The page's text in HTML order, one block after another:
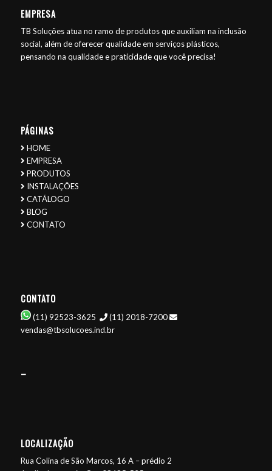
EMPRESA
TB Soluções atua no ramo de produtos que auxiliam na inclusão
social, além de oferecer qualidade em serviços plásticos,
pensando na qualidade e praticidade que você precisa!
PÁGINAS
HOME
EMPRESA
PRODUTOS
INSTALAÇÕES
CATÁLOGO
BLOG
CONTATO
CONTATO
(11) 92523-3625
(11) 2018-7200
vendas@tbsolucoes.ind.br
–
LOCALIZAÇÃO
Rua Colina de São Marcos, 16 A – prédio 2